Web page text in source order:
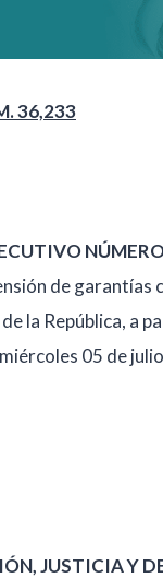
36,233
de
la República, a
05 de
JUSTICIA Y